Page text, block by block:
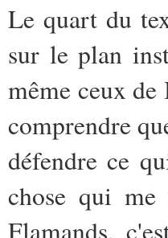
Le quart du
sur le plan
même ceux
comprendre
défendre ce
chose qui me
Flamands,